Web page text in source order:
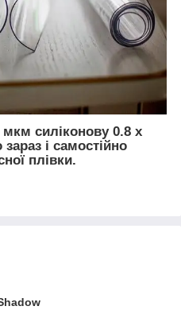
силіконову 0.8 х
і самостійно
плівки.